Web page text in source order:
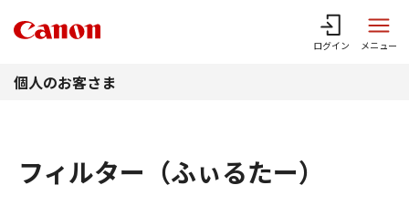
ログイン メニュー
個人のお客さま
フィルター（ふぃるたー）